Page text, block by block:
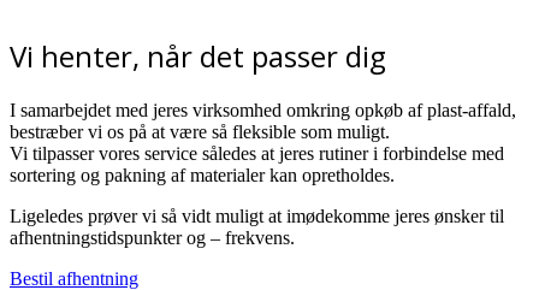
Vi henter, når det passer dig
I samarbejdet med jeres virksomhed omkring opkøb af plast-affald,
bestræber vi os på at være så fleksible som muligt.
Vi tilpasser vores service således at jeres rutiner i forbindelse med
sortering og pakning af materialer kan opretholdes.
Ligeledes prøver vi så vidt muligt at imødekomme jeres ønsker til
afhentningstidspunkter og – frekvens.
Bestil afhentning